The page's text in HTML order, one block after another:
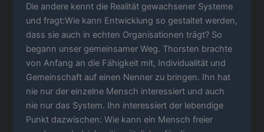
Die andere kennt die Realität gewachsener Systeme
und fragt:Wie kann Entwicklung so gestaltet werden,
dass sie auch in echten Organisationen trägt? So
begann unser gemeinsamer Weg. Thorsten brachte
von Anfang an die Fähigkeit mit, Individualität und
Gemeinschaft auf einen Nenner zu bringen. Ihn hat
nie nur der einzelne Mensch interessiert und auch
nie nur das System. Ihn interessiert der lebendige
Punkt dazwischen: Wie kann ein Mensch freier